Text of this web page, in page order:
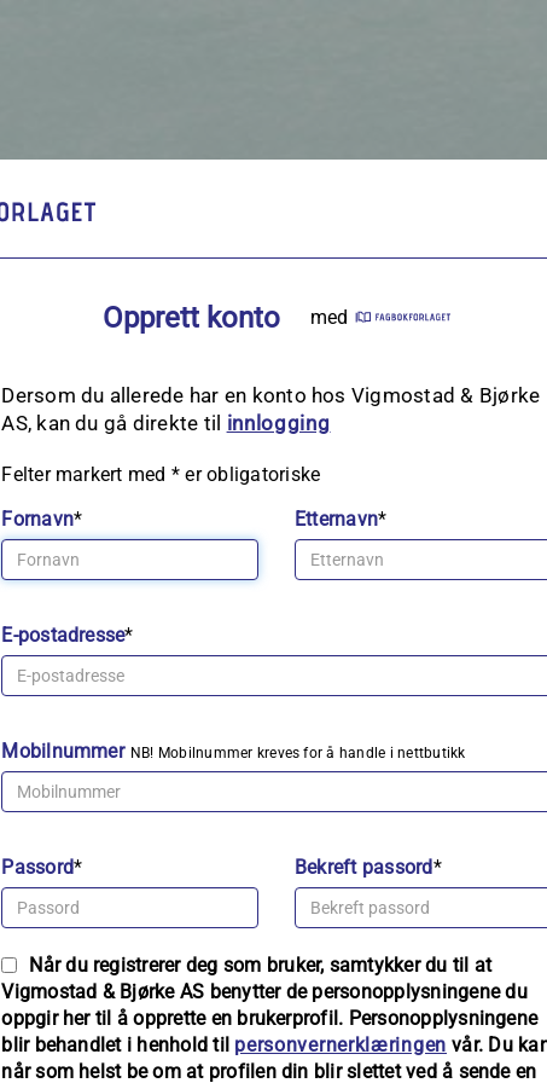
Opprett konto med
Dersom du allerede har en konto hos Vigmostad & Bjørke
AS, kan du gå direkte til innlogging
Felter markert med * er obligatoriske
Fornavn* Etternavn*
E-postadresse*
Mobilnummer NB! Mobilnummer kreves for å handle i nettbutikk
Passord* Bekreft passord*
Når du registrerer deg som bruker, samtykker du til at
Vigmostad & Bjørke AS benytter de personopplysningene du
oppgir her til å opprette en brukerprofil. Personopplysningene
blir behandlet i henhold til personvernerklæringen vår. Du
når som helst be om at profilen din blir slettet ved å sende en